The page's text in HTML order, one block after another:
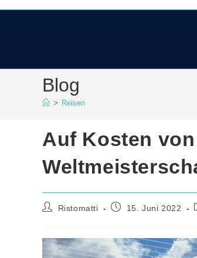
Blog
> Reisen
Auf Kosten
Beitrags-
Ristomatti
Beitrag15. Juni 2022